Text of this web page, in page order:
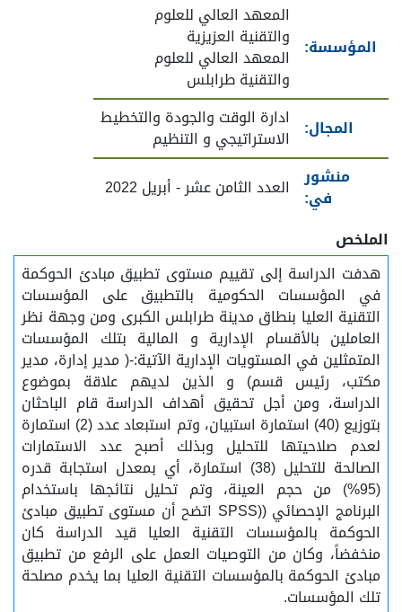
المؤسسة:
المعهد العالي للعلوم
والتقنية العزيزية
المعهد العالي للعلوم
والتقنية طرابلس
المجال:
ادارة الوقت والجودة والتخطيط
الاستراتيجي و التنظيم
منشور
في:
العدد الثامن عشر - أبريل 2022
الملخص
هدفت الدراسة إلى تقييم مستوى تطبيق مبادئ الحوكمة
في المؤسسات الحكومية بالتطبيق على المؤسسات
التقنية العليا بنطاق مدينة طرابلس الكبرى ومن وجهة نظر
العاملين بالأقسام الإدارية و المالية بتلك المؤسسات
المتمثلين في المستويات الإدارية الآتية:-( مدير إدارة، مدير
مكتب، رئيس قسم) و الذين لديهم علاقة بموضوع
الدراسة، ومن أجل تحقيق أهداف الدراسة قام الباحثان
بتوزيع (40) استمارة استبيان، وتم استبعاد عدد (2) استمارة
لعدم صلاحيتها للتحليل وبذلك أصبح عدد الاستمارات
الصالحة للتحليل (38) استمارة، أي بمعدل استجابة قدره
(95%) من حجم العينة، وتم تحليل نتائجها باستخدام
البرنامج الإحصائي ((SPSS اتضح أن مستوى تطبيق مبادئ
الحوكمة بالمؤسسات التقنية العليا قيد الدراسة كان
منخفضاً، وكان من التوصيات العمل على الرفع من تطبيق
مبادئ الحوكمة بالمؤسسات التقنية العليا بما يخدم مصلحة
تلك المؤسسات.